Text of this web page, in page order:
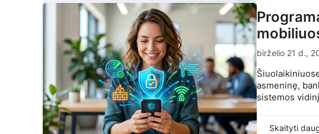
birželio 21 d.,
asmeninę,
sistemos
Skaityti